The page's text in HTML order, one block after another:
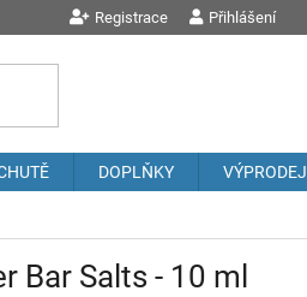
OBCHODNÍ PODMÍNKY
Registrace Přihlášení
DOPLŇKY VÝPRODEJ
Bar Salts - 10 ml